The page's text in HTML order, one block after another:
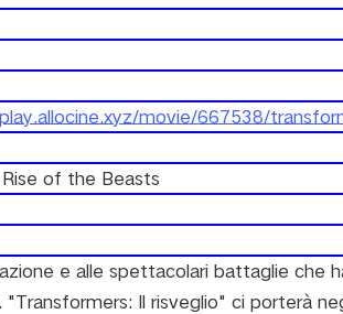
movie/667538/
of the Beasts
e alle spettacolari battaglie che
Il risveglio" ci porterà